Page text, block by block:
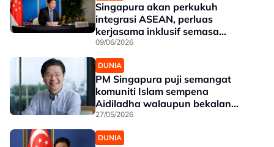
Singapura akan perkukuh
integrasi ASEAN, perluas
kerjasama inklusif semasa
kepengerusian 2027 - PM
Lawrence Wong
09/06/2026
DUNIA
PM Singapura puji semangat
komuniti Islam sempena
Aidiladha walaupun bekalan
terjejas
27/05/2026
DUNIA